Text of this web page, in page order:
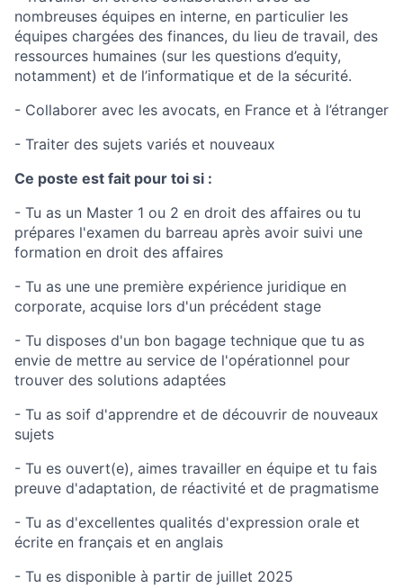
nombreuses équipes en interne, en particulier les
équipes chargées des finances, du lieu de travail, des
ressources humaines (sur les questions d’equity,
notamment) et de l’informatique et de la sécurité.
- Collaborer avec les avocats, en France et à l’étranger
- Traiter des sujets variés et nouveaux
Ce poste est fait pour toi si :
- Tu as un Master 1 ou 2 en droit des affaires ou tu
prépares l'examen du barreau après avoir suivi une
formation en droit des affaires
- Tu as une une première expérience juridique en
corporate, acquise lors d'un précédent stage
- Tu disposes d'un bon bagage technique que tu as
envie de mettre au service de l'opérationnel pour
trouver des solutions adaptées
- Tu as soif d'apprendre et de découvrir de nouveaux
sujets
- Tu es ouvert(e), aimes travailler en équipe et tu fais
preuve d'adaptation, de réactivité et de pragmatisme
- Tu as d'excellentes qualités d'expression orale et
écrite en français et en anglais
- Tu es disponible à partir de juillet 2025